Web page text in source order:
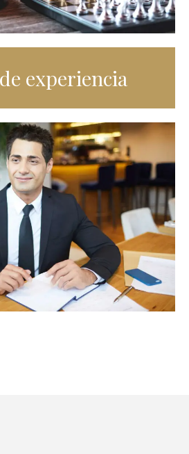
experiencia